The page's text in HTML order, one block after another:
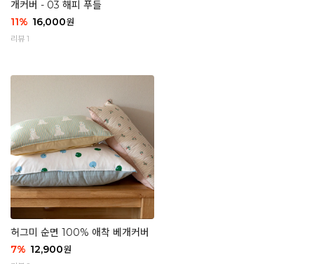
개커버 - 03 해피 푸들
11% 16,000원
리뷰 1
허그미 순면 100% 애착 베개커버
7% 12,900원